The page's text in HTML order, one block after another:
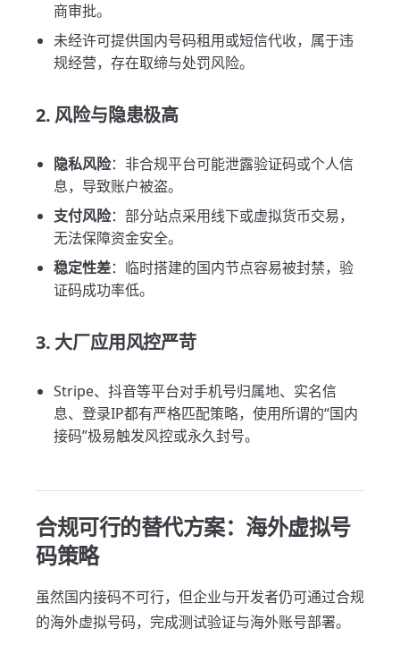
商审批。
未经许可提供国内号码租用或短信代收，属于违
规经营，存在取缔与处罚风险。
2. 风险与隐患极高
隐私风险：非合规平台可能泄露验证码或个人信
息，导致账户被盗。
支付风险：部分站点采用线下或虚拟货币交易，
无法保障资金安全。
稳定性差：临时搭建的国内节点容易被封禁，验
证码成功率低。
3. 大厂应用风控严苛
Stripe、抖音等平台对手机号归属地、实名信
息、登录IP都有严格匹配策略，使用所谓的“国内
接码”极易触发风控或永久封号。
合规可行的替代方案：海外虚拟号
码策略
虽然国内接码不可行，但企业与开发者仍可通过合规
的海外虚拟号码，完成测试验证与海外账号部署。